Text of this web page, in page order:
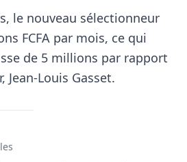
le nouveau sélectionneur
FCFA par mois, ce qui
de 5 millions par rapport
Jean-Louis Gasset.